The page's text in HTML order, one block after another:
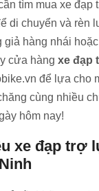
tìm mua xe đạp
di chuyển và rèn
giả hàng nhái
cửa hàng xe đạp
để lựa cho
cùng nhiều
hôm nay!
xe đạp trợ